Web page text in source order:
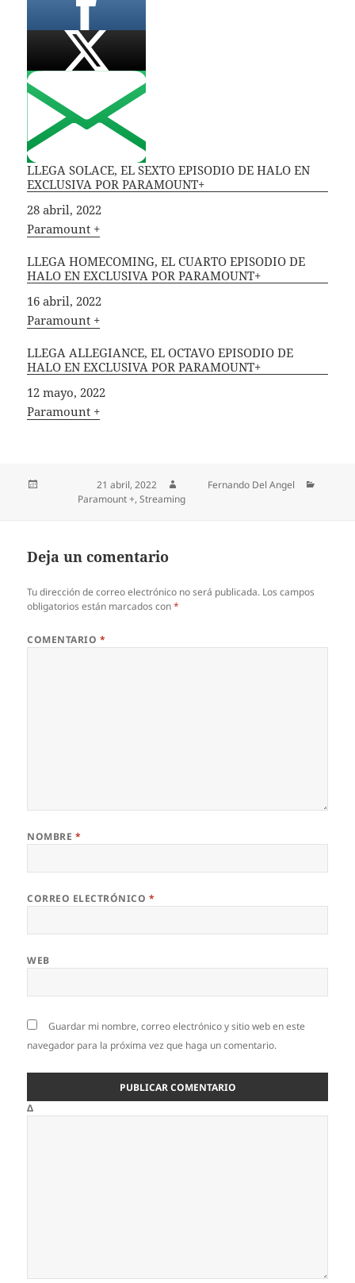
LLEGA SOLACE, EL SEXTO EPISODIO DE HALO EN
EXCLUSIVA POR PARAMOUNT+
Fecha
28 abril, 2022
In relation to
Paramount +
LLEGA HOMECOMING, EL CUARTO EPISODIO DE
HALO EN EXCLUSIVA POR PARAMOUNT+
Fecha
16 abril, 2022
In relation to
Paramount +
LLEGA ALLEGIANCE, EL OCTAVO EPISODIO DE
HALO EN EXCLUSIVA POR PARAMOUNT+
Fecha
12 mayo, 2022
In relation to
Paramount +
Publicado el21 abril, 2022
Fernando Del Angel
Paramount +,Streaming
Deja un comentario
Tu dirección de correo electrónico no será publicada. Los campos
obligatorios están marcados con*
COMENTARIO *
NOMBRE *
CORREO ELECTRÓNICO *
WEB
Guardar mi nombre, correo electrónico y sitio web en este
navegador para la próxima vez que haga un comentario.
Δ